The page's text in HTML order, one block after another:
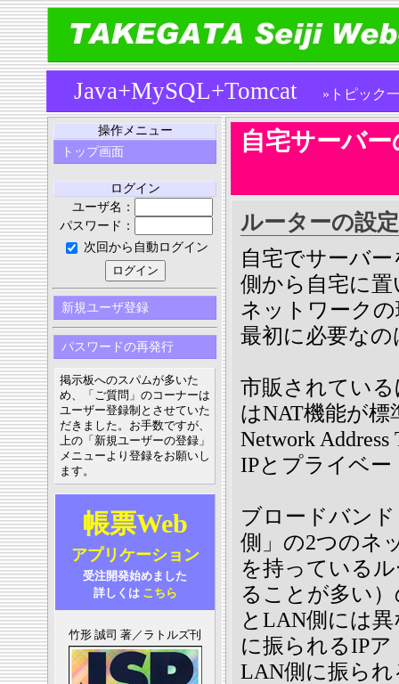
Java+MySQL+Tomcat »トピック
操作メニュー
トップ画面
ログイン
ユーザ名：
パスワード：
次回から自動ログイン
新規ユーザ登録
パスワードの再発行
掲示板へのスパムが多いた
め、「ご質問」のコーナーは
ユーザー登録制とさせていた
だきました。お手数ですが、
上の「新規ユーザーの登録」
メニューより登録をお願いし
ます。
帳票Web
アプリケーション
受注開発始めました
詳しくは こちら
竹形 誠司 著／ラトルズ刊
自宅サーバ
ルーターの設定
自宅でサーバ
側から自宅に
ネットワーク
最初に必要な
市販されてい
はNAT機能が
Network
IPとプライベ
ブロードバン
側」の2つのネ
を持っている
ることが多い
とLAN側には
に振られるIP
LAN側に振ら